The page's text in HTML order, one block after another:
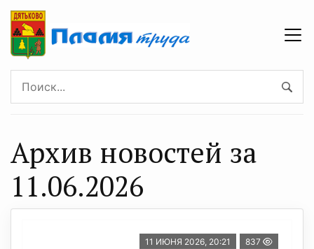
Архив новостей за
11.06.2026
11 ИЮНЯ 2026, 20:21 837